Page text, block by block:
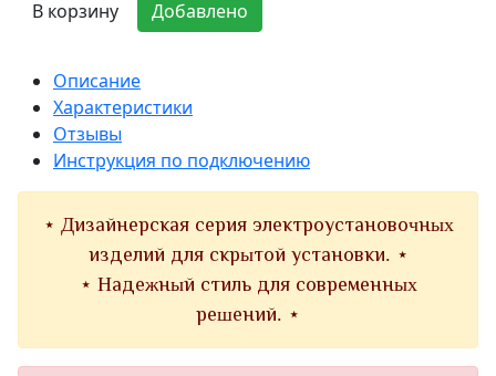
В корзину Добавлено
Описание
Характеристики
Отзывы
Инструкция по подключению
⋆ Дизайнерская серия электроустановочных
изделий для скрытой установки. ⋆
⋆ Надежный стиль для современных
решений. ⋆